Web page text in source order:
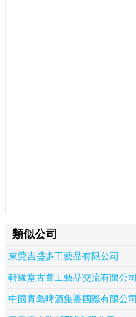
類似公司
東莞吉盛多工藝品有限公司
軒緣堂古董工藝品交流有限公司
中國青島啤酒集團國際有限公司